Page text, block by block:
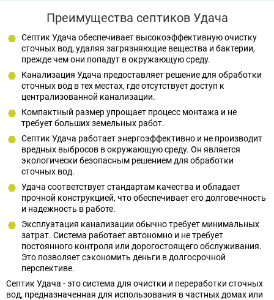
Преимущества септиков Удача
Септик Удача обеспечивает высокоэффективную очистку
сточных вод, удаляя загрязняющие вещества и бактерии,
прежде чем они попадут в окружающую среду.
Канализация Удача предоставляет решение для обработки
сточных вод в тех местах, где отсутствует доступ к
централизованной канализации.
Компактный размер упрощает процесс монтажа и не
требует больших земельных работ.
Септик Удача работает энергоэффективно и не производит
вредных выбросов в окружающую среду. Он является
экологически безопасным решением для обработки
сточных вод.
Удача соответствует стандартам качества и обладает
прочной конструкцией, что обеспечивает его долговечность
и надежность в работе.
Эксплуатация канализации обычно требует минимальных
затрат. Система работает автономно и не требует
постоянного контроля или дорогостоящего обслуживания.
Это позволяет сэкономить деньги в долгосрочной
перспективе.
Септик Удача - это система для очистки и переработки сточных
вод, предназначенная для использования в частных домах или